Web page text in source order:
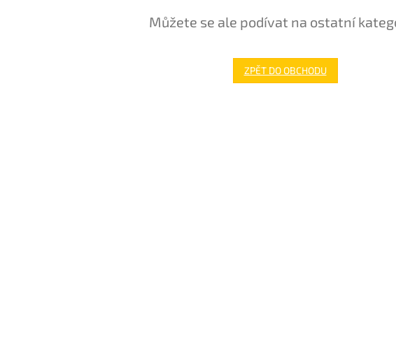
Můžete se ale podívat na ostatní
ZPĚT DO OBCHODU